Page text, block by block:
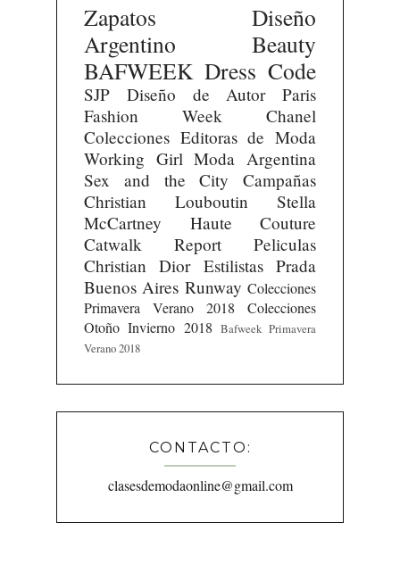
Zapatos
Diseño
Argentino
Beauty
BAFWEEK Dress Code
SJP Diseño de Autor
Paris
Fashion Week
Chanel
Colecciones Editoras de Moda
Working Girl Moda Argentina
Sex and the City
Campañas
Christian Louboutin
Stella
McCartney
Haute Couture
Catwalk Report
Peliculas
Christian Dior Estilistas Prada
Buenos Aires Runway Colecciones
Primavera Verano 2018
Colecciones
Otoño Invierno 2018 Bafweek Primavera
Verano 2018
CONTACTO:
clasesdemodaonline@gmail.com